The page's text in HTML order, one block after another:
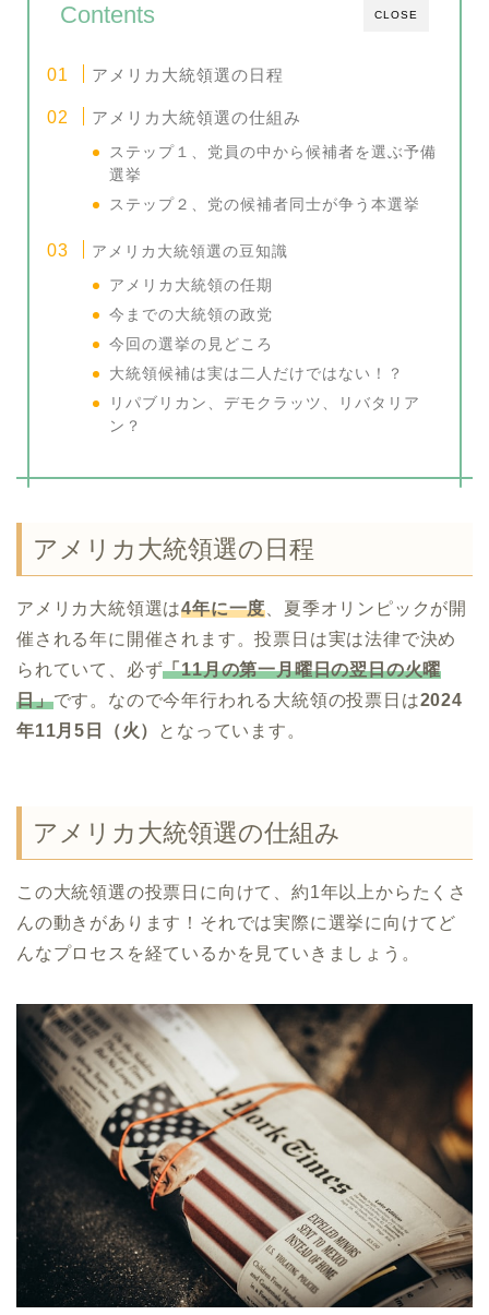
CLOSE
Contents
アメリカ大統領選の日程
アメリカ大統領選の仕組み
ステップ１、党員の中から候補者を選ぶ予備
選挙
ステップ２、党の候補者同士が争う本選挙
アメリカ大統領選の豆知識
アメリカ大統領の任期
今までの大統領の政党
今回の選挙の見どころ
大統領候補は実は二人だけではない！？
リパブリカン、デモクラッツ、リバタリア
ン？
アメリカ大統領選の日程
アメリカ大統領選は4年に一度 、夏季オリンピックが開
催される年に開催されます。投票日は実は法律で決め
られていて、必ず「11月の第一月曜日の翌日の火曜
日」です。なので今年行われる大統領の投票日は2024
年11月5日（火）
となっています。
アメリカ大統領選の仕組み
この大統領選の投票日に向けて、約1年以上からたくさ
んの動きがあります！それでは実際に選挙に向けてど
んなプロセスを経ているかを見ていきましょう。